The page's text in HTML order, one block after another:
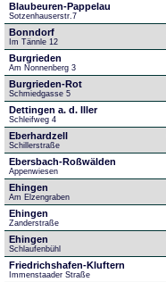
Blaubeuren-Pappelau
Sotzenhauserstr.7
Bonndorf
Im Tännle 12
Burgrieden
Am Nonnenberg 3
Burgrieden-Rot
Schmiedgasse 5
Dettingen a. d. Iller
Schleifweg 4
Eberhardzell
Schillerstraße
Ebersbach-Roßwälden
Appenwiesen
Ehingen
Am Elzengraben
Ehingen
Zanderstraße
Ehingen
Schlaufenbühl
Friedrichshafen-Kluftern
Immenstaader Straße